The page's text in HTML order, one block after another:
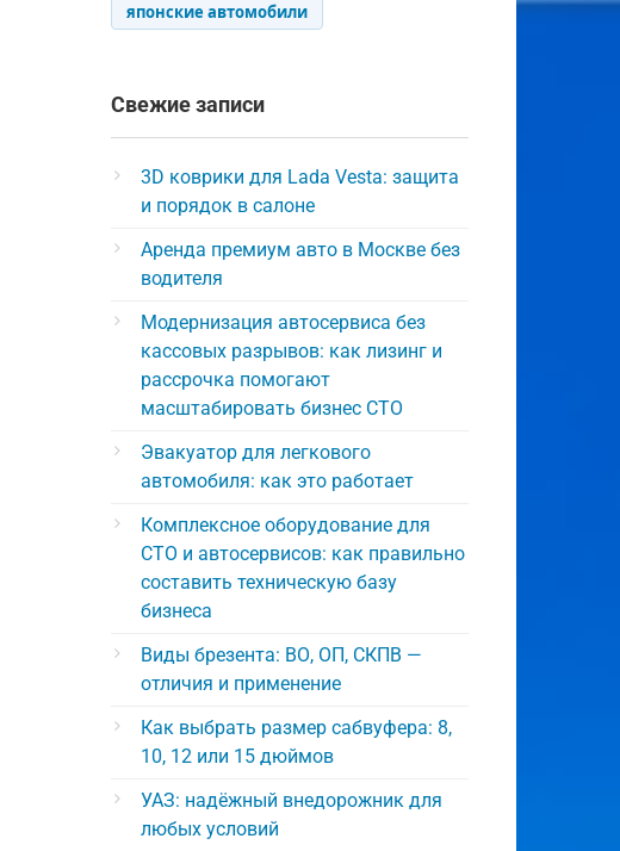
японские автомобили
Свежие записи
3D коврики для Lada Vesta: защита
и порядок в салоне
Аренда премиум авто в Москве без
водителя
Модернизация автосервиса без
кассовых разрывов: как лизинг и
рассрочка помогают
масштабировать бизнес СТО
Эвакуатор для легкового
автомобиля: как это работает
Комплексное оборудование для
СТО и автосервисов: как правильно
составить техническую базу
бизнеса
Виды брезента: ВО, ОП, СКПВ —
отличия и применение
Как выбрать размер сабвуфера: 8,
10, 12 или 15 дюймов
УАЗ: надёжный внедорожник для
любых условий